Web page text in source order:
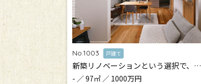
No.1003 戸建て
新築リノベーションという選択で、…
- ／ 97㎡ ／ 1000万円